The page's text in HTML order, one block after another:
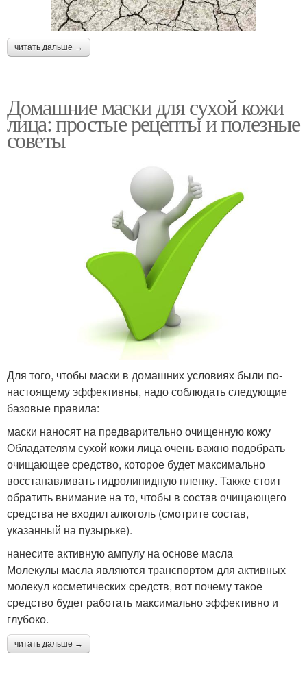
читать дальше →
Домашние маски для сухой кожи
лица: простые рецепты и полезные
советы
Для того, чтобы маски в домашних условиях были по-
настоящему эффективны, надо соблюдать следующие
базовые правила:
маски наносят на предварительно очищенную кожу
Обладателям сухой кожи лица очень важно подобрать
очищающее средство, которое будет максимально
восстанавливать гидролипидную пленку. Также стоит
обратить внимание на то, чтобы в состав очищающего
средства не входил алкоголь (смотрите состав,
указанный на пузырьке).
нанесите активную ампулу на основе масла
Молекулы масла являются транспортом для активных
молекул косметических средств, вот почему такое
средство будет работать максимально эффективно и
глубоко.
читать дальше →